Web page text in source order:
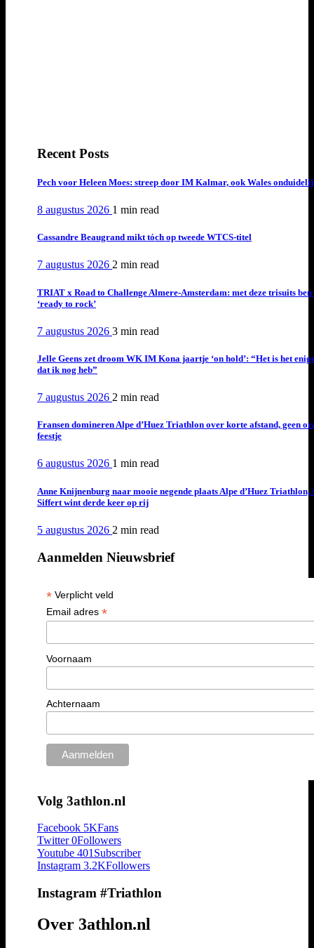
Recent Posts
Pech voor Heleen Moes: streep door IM Kalmar, ook Wales
8 augustus 2026 1 min read
Cassandre Beaugrand mikt tóch op tweede WTCS-titel
7 augustus 2026 2 min read
TRIAT x Road to Challenge Almere-Amsterdam: met deze trisuits ben
‘ready to rock’
7 augustus 2026 3 min read
Jelle Geens zet droom WK IM Kona jaartje ‘on hold’: “Het is het
dat ik nog heb”
7 augustus 2026 2 min read
Fransen domineren Alpe d’Huez Triathlon over korte afstand, geen
feestje
6 augustus 2026 1 min read
Anne Knijnenburg naar mooie negende plaats Alpe d’Huez Triathlon,
Siffert wint derde keer op rij
5 augustus 2026 2 min read
Aanmelden Nieuwsbrief
*Verplicht veld
Email adres *
Voornaam
Achternaam
Volg 3athlon.nl
Facebook 5KFans
Twitter 0Followers
Youtube 401 Subscriber
Instagram 3.2KFollowers
Instagram #Triathlon
Over 3athlon.nl